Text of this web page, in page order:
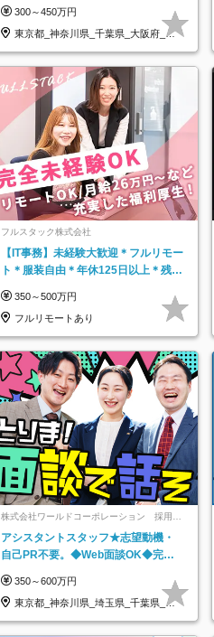
300～450万円
東京都_神奈川県_千葉県_大阪府_愛
知県…
フルスタック株式会社
【IT事務】未経験大歓迎＊フルリモー
ト＊服装自由＊年休125日以上＊残業
350～500万円
フルリモートあり
株式会社ワールドコーポレーション 採用事
アシスタントスタッフ★志望動機・
自己PR不要。◆Web面談OK◆完全
350～600万円
東京都_神奈川県_埼玉県_千葉県_大
阪府…